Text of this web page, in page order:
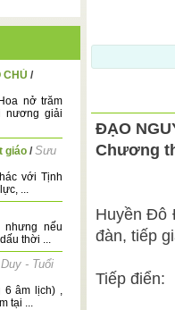
CHỦ /
nở trăm
nương giải
giáo /Sưu
với Tịnh
...
nếu
thời ...
- Tuổi
6 âm lịch) ,
tại ...
ĐẠO
Chương
Huyền Đô
đàn, tiếp
Tiếp điển: